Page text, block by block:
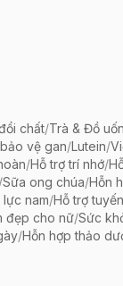
chất/Trà & Đồ
vệ gan/Lutein/
/Hỗ trợ trí nhớ/
/Sữa ong chúa/Hỗn
nam/Hỗ trợ
đẹp cho nữ/Sức
/Hỗn hợp thảo